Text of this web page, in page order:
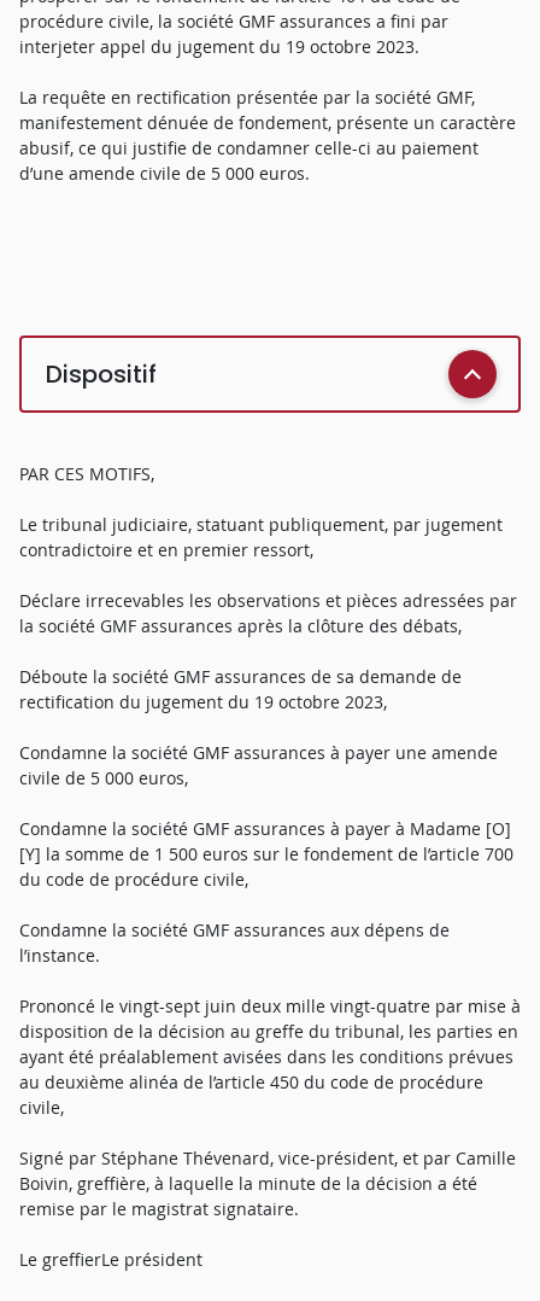
procédure civile, la société GMF assurances a fini par
interjeter appel du jugement du 19 octobre 2023.
La requête en rectification présentée par la société GMF,
manifestement dénuée de fondement, présente un caractère
abusif, ce qui justifie de condamner celle-ci au paiement
d’une amende civile de 5 000 euros.
Dispositif
PAR CES MOTIFS,
Le tribunal judiciaire, statuant publiquement, par jugement
contradictoire et en premier ressort,
Déclare irrecevables les observations et pièces adressées par
la société GMF assurances après la clôture des débats,
Déboute la société GMF assurances de sa demande de
rectification du jugement du 19 octobre 2023,
Condamne la société GMF assurances à payer une amende
civile de 5 000 euros,
Condamne la société GMF assurances à payer à Madame [O]
[Y] la somme de 1 500 euros sur le fondement de l’article 700
du code de procédure civile,
Condamne la société GMF assurances aux dépens de
l’instance.
Prononcé le vingt-sept juin deux mille vingt-quatre par mise à
disposition de la décision au greffe du tribunal, les parties en
ayant été préalablement avisées dans les conditions prévues
au deuxième alinéa de l’article 450 du code de procédure
civile,
Signé par Stéphane Thévenard, vice-président, et par Camille
Boivin, greffière, à laquelle la minute de la décision a été
remise par le magistrat signataire.
Le greffierLe président